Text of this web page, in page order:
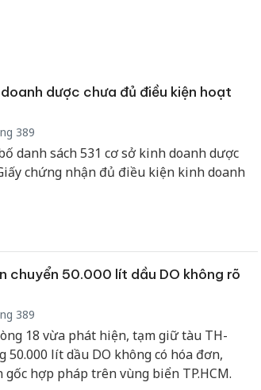
dược chưa đủ điều kiện hoạt
389
danh sách 531 cơ sở kinh doanh dược
chứng nhận đủ điều kiện kinh doanh
chuyển 50.000 lít dầu DO không rõ
389
18 vừa phát hiện, tạm giữ tàu TH-
50.000 lít dầu DO không có hóa đơn,
hợp pháp trên vùng biển TP.HCM.
kinh doanh
bán yến sào giả
Thanh Hóa: Tìm bị